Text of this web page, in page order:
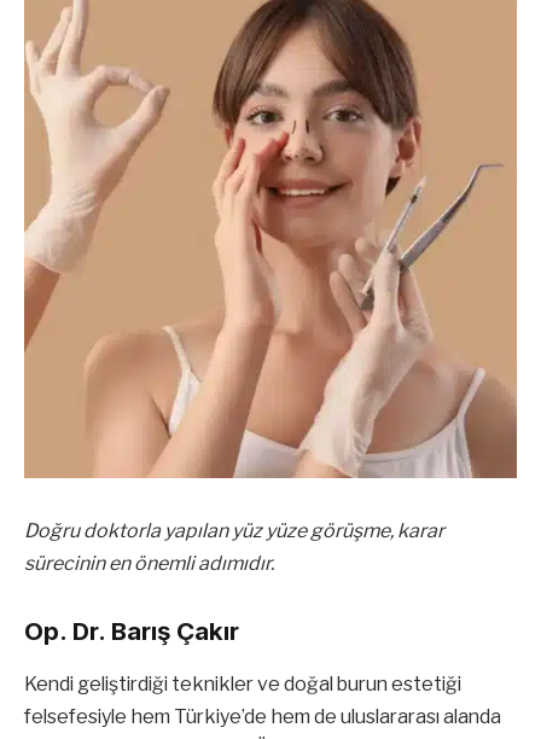
Doğru doktorla yapılan yüz yüze görüşme, karar
sürecinin en önemli adımıdır.
Op. Dr. Barış Çakır
Kendi geliştirdiği teknikler ve doğal burun estetiği
felsefesiyle hem Türkiye’de hem de uluslararası alanda